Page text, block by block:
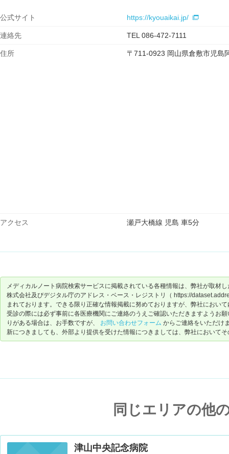
公式サイト https://kyouaikai.jp/
連絡先 TEL 086-472-7111
住所 〒711-0923 岡山県倉敷市児島
アクセス 瀬戸大橋線 児島 車5分
メディカルノート病院検索サービスに掲載されている各種情報は、弊社が取材
株式会社及びデジタル庁のアドレス・ベース・レジストリ（ https://
まれております。できる限り正確な情報掲載に努めておりますが、弊社におい
受診の際には必ず事前に各医療機関にご連絡のうえご確認いただきますようお
りがある場合は、お手数ですが、 お問い合わせフォーム からご連絡をいただけ
新につきましても、外部より提供を受けた情報につきましては、弊社において
同じエリアの他
津山中央記念病院